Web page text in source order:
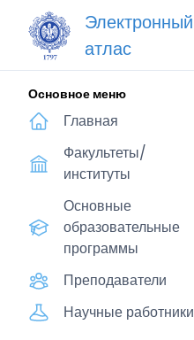
Электронный
атлас
Основное меню
Главная
Факультеты/
институты
Основные
образовательные
программы
Преподаватели
Научные работники